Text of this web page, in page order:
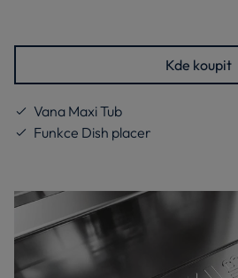
Kde koupit
Vana Maxi Tub
Funkce Dish placer